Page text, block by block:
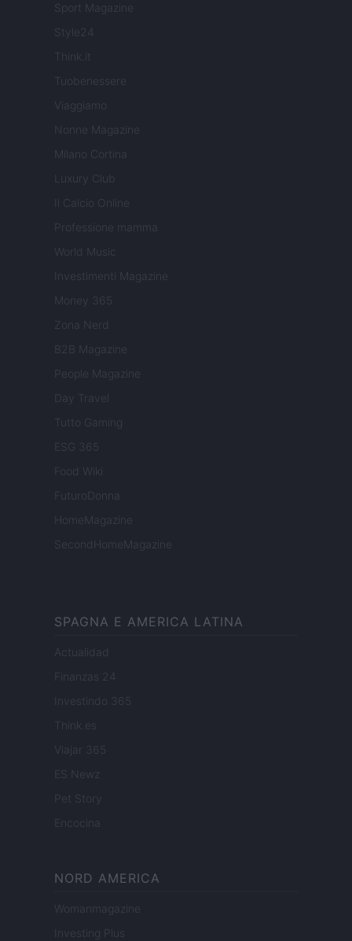
Sport Magazine
Style24
Think.it
Tuobenessere
Viaggiamo
Nonne Magazine
Milano Cortina
Luxury Club
Il Calcio Online
Professione mamma
World Music
Investimenti Magazine
Money 365
Zona Nerd
B2B Magazine
People Magazine
Day Travel
Tutto Gaming
ESG 365
Food Wiki
FuturoDonna
HomeMagazine
SecondHomeMagazine
SPAGNA E AMERICA LATINA
Actualidad
Finanzas 24
Investindo 365
Think.es
Viajar 365
ES Newz
Pet Story
Encocina
NORD AMERICA
Womanmagazine
Investing Plus